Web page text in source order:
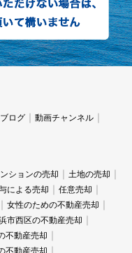
ログ
動画チャンネル
ションの売却
土地の売却
による売却
任意売却
女性のための不動産売却
市西区の不動産売却
不動産売却